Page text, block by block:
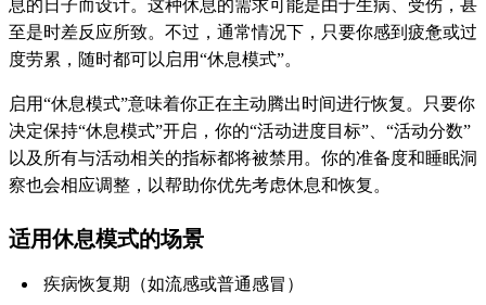
息的日子而设计。这种休息的需求可能是由于生病、受伤，甚
至是时差反应所致。不过，通常情况下，只要你感到疲惫或过
度劳累，随时都可以启用“休息模式”。
启用“休息模式”意味着你正在主动腾出时间进行恢复。只要你
决定保持“休息模式”开启，你的“活动进度目标”、“活动分数”
以及所有与活动相关的指标都将被禁用。你的准备度和睡眠洞
察也会相应调整，以帮助你优先考虑休息和恢复。
适用休息模式的场景
疾病恢复期（如流感或普通感冒）